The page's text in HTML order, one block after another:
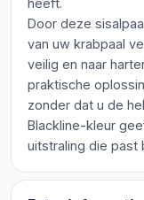
heeft.
Door deze
van uw krabpaal
veilig en naar
praktische
zonder dat u de
Blackline-kleur
uitstraling die past